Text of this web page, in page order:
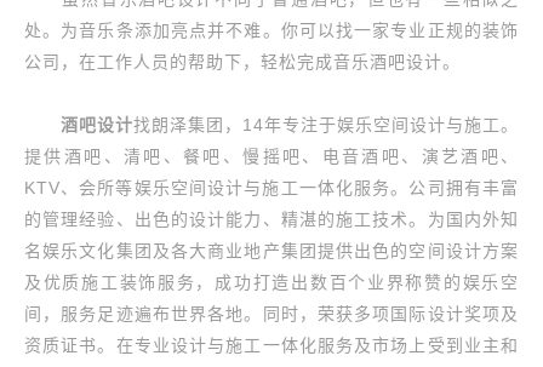
处。为音乐条添加亮点并不难。你可以找一家专业正规的装饰
公司，在工作人员的帮助下，轻松完成音乐酒吧设计。
酒吧设计找朗泽集团，14年专注于娱乐空间设计与施工。
提供酒吧、清吧、餐吧、慢摇吧、电音酒吧、演艺酒吧、
KTV、会所等娱乐空间设计与施工一体化服务。公司拥有丰富
的管理经验、出色的设计能力、精湛的施工技术。为国内外知
名娱乐文化集团及各大商业地产集团提供出色的空间设计方案
及优质施工装饰服务，成功打造出数百个业界称赞的娱乐空
间，服务足迹遍布世界各地。同时，荣获多项国际设计奖项及
资质证书。在专业设计与施工一体化服务及市场上受到业主和